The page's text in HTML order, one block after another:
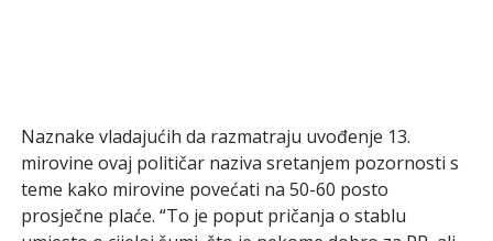
Naznake vladajućih da razmatraju uvođenje 13.
mirovine ovaj političar naziva sretanjem pozornosti s
teme kako mirovine povećati na 50-60 posto
prosječne plaće. “To je poput pričanja o stablu